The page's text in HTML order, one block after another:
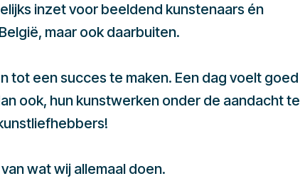
inzet voor beeldend kunstenaars én
maar ook daarbuiten.
tot een succes te maken. Een dag voelt goed
ook, hun kunstwerken onder de aandacht te
wat wij allemaal doen.